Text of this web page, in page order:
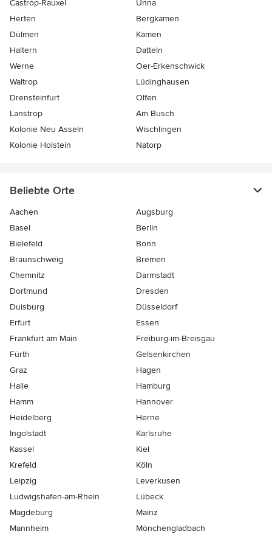
Castrop-Rauxel
Unna
Herten
Bergkamen
Dülmen
Kamen
Haltern
Datteln
Werne
Oer-Erkenschwick
Waltrop
Lüdinghausen
Drensteinfurt
Olfen
Lanstrop
Am Busch
Kolonie Neu Asseln
Wischlingen
Kolonie Holstein
Natorp
Beliebte Orte
Aachen
Augsburg
Basel
Berlin
Bielefeld
Bonn
Braunschweig
Bremen
Chemnitz
Darmstadt
Dortmund
Dresden
Duisburg
Düsseldorf
Erfurt
Essen
Frankfurt am Main
Freiburg-im-Breisgau
Fürth
Gelsenkirchen
Graz
Hagen
Halle
Hamburg
Hamm
Hannover
Heidelberg
Herne
Ingolstadt
Karlsruhe
Kassel
Kiel
Krefeld
Köln
Leipzig
Leverkusen
Ludwigshafen-am-Rhein
Lübeck
Magdeburg
Mainz
Mannheim
Mönchen­gladbach